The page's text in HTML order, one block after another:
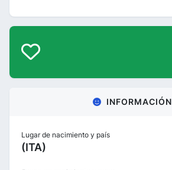
INFORMACIÓN
Lugar de nacimiento y país
(ITA)